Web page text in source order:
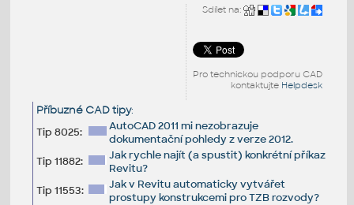
Sdílet na:
Pro technickou podporu CAD
kontaktujte Helpdesk
Příbuzné CAD tipy:
Tip 8025:
AutoCAD 2011 mi nezobrazuje
dokumentační pohledy z verze 2012.
Tip 11882:
Jak rychle najít (a spustit) konkrétní příkaz
Revitu?
Tip 11553:
Jak v Revitu automaticky vytvářet
prostupy konstrukcemi pro TZB rozvody?